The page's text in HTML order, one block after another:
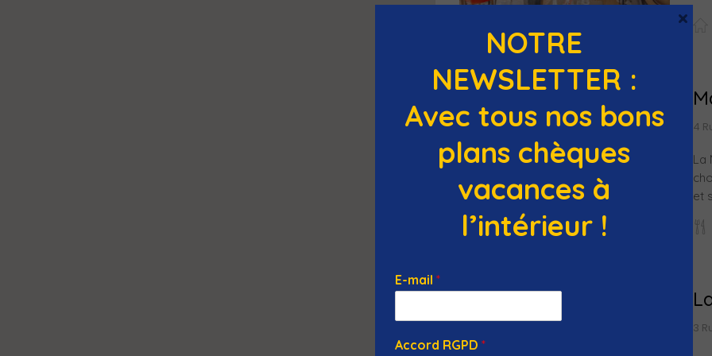
4
La
et
3
NOTRE
NEWSLETTER :
Avec tous nos bons
plans chèques
vacances à
l’intérieur !
E-mail *
Accord RGPD *
×